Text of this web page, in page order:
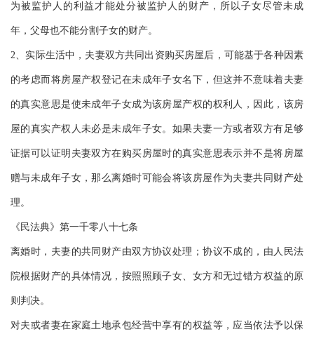
为被监护人的利益才能处分被监护人的财产，所以子女尽管未成
年，父母也不能分割子女的财产。
2、实际生活中，夫妻双方共同出资购买房屋后，可能基于各种因素
的考虑而将房屋产权登记在未成年子女名下，但这并不意味着夫妻
的真实意思是使未成年子女成为该房屋产权的权利人，因此，该房
屋的真实产权人未必是未成年子女。如果夫妻一方或者双方有足够
证据可以证明夫妻双方在购买房屋时的真实意思表示并不是将房屋
赠与未成年子女，那么离婚时可能会将该房屋作为夫妻共同财产处
理。
《民法典》第一千零八十七条
离婚时，夫妻的共同财产由双方协议处理；协议不成的，由人民法
院根据财产的具体情况，按照照顾子女、女方和无过错方权益的原
则判决。
对夫或者妻在家庭土地承包经营中享有的权益等，应当依法予以保